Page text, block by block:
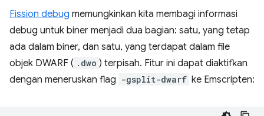
Fission debug memungkinkan kita membagi informasi
debug untuk biner menjadi dua bagian: satu, yang tetap
ada dalam biner, dan satu, yang terdapat dalam file
objek DWARF ( .dwo ) terpisah. Fitur ini dapat diaktifkan
dengan meneruskan flag -gsplit-dwarf ke Emscripten: